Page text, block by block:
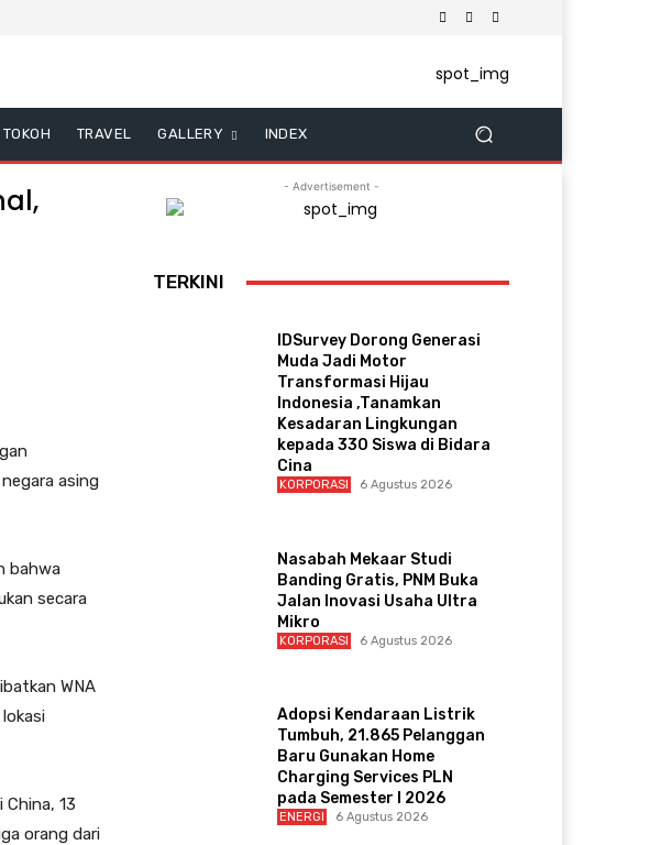
TOKOH TRAVEL GALLERY INDEX
asing
bahwa
secara
WNA
13
orang dari
- Advertisement -
TERKINI
IDSurvey Dorong Generasi
Muda Jadi Motor
Transformasi Hijau
Indonesia ,Tanamkan
Kesadaran Lingkungan
kepada 330 Siswa di Bidara
Cina
KORPORASI 6 Agustus 2026
Nasabah Mekaar Studi
Banding Gratis, PNM Buka
Jalan Inovasi Usaha Ultra
Mikro
KORPORASI 6 Agustus 2026
Adopsi Kendaraan Listrik
Tumbuh, 21.865 Pelanggan
Baru Gunakan Home
Charging Services PLN
pada Semester I 2026
ENERGI 6 Agustus 2026